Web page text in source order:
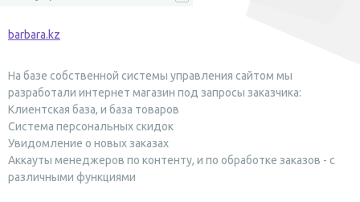
barbara.kz
На базе собственной системы управления сайтом мы
разработали интернет магазин под запросы заказчика:
Клиентская база, и база товаров
Система персональных скидок
Увидомление о новых заказах
Аккауты менеджеров по контенту, и по обработке заказов - с
различными функциями